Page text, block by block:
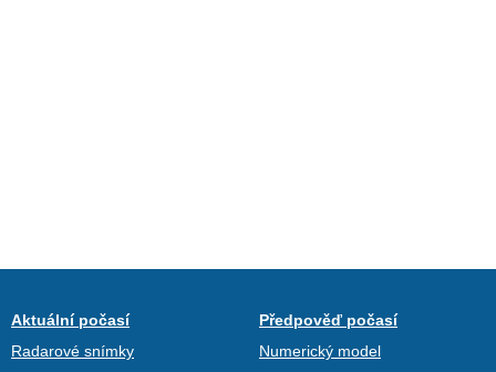
Aktuální počasí
Radarové snímky
Předpověď počasí
Numerický model